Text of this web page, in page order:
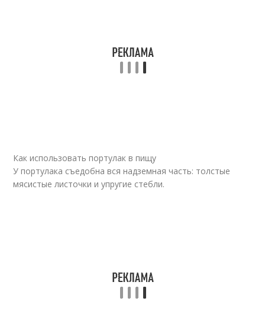
Как использовать портулак в пищу
У портулака съедобна вся надземная часть: толстые
мясистые листочки и упругие стебли.